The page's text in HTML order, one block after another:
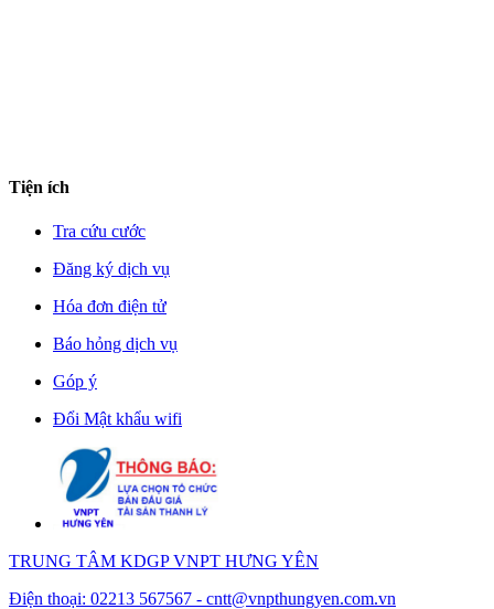
Tiện ích
Tra cứu cước
Đăng ký dịch vụ
Hóa đơn điện tử
Báo hỏng dịch vụ
Góp ý
Đổi Mật khẩu wifi
TRUNG TÂM KDGP VNPT HƯNG YÊN
Điện thoại: 02213 567567 - cntt@vnpthungyen.com.vn